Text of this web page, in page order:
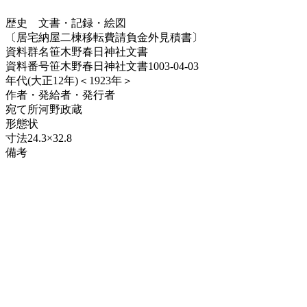
歴史
文書・記録・絵図
〔居宅納屋二棟移転費請負金外見積書〕
資料群名笹木野春日神社文書
資料番号笹木野春日神社文書1003-04-03
年代(大正12年)＜1923年＞
作者・発給者・発行者
宛て所河野政蔵
形態状
寸法24.3×32.8
備考